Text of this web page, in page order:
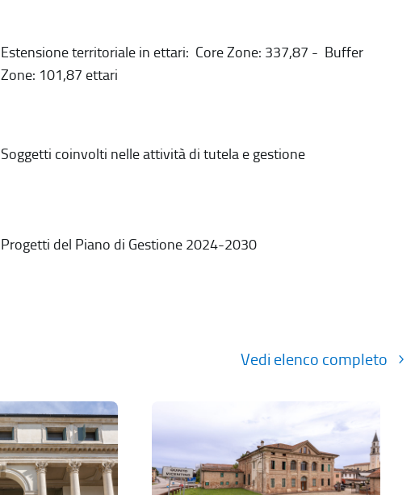
Estensione territoriale in ettari: Core Zone: 337,87 - Buffer
Zone: 101,87 ettari
Soggetti coinvolti nelle attività di tutela e gestione
Progetti del Piano di Gestione 2024-2030
Vedi elenco completo